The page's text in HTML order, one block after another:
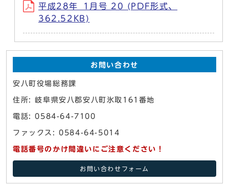
平成28年_1月号 20 (PDF形式、
362.52KB)
お問い合わせ
安八町役場総務課
住所: 岐阜県安八郡安八町氷取161番地
電話: 0584-64-7100
ファックス: 0584-64-5014
電話番号のかけ間違いにご注意ください！
お問い合わせフォーム